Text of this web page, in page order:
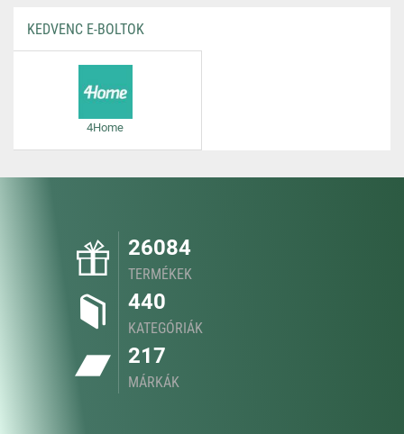
KEDVENC E-BOLTOK
4Home
26084
TERMÉKEK
440
KATEGÓRIÁK
217
MÁRKÁK